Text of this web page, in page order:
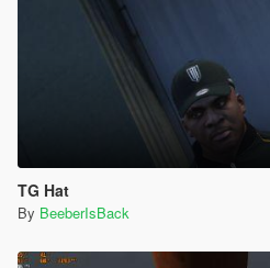
TG Hat
By BeeberIsBack